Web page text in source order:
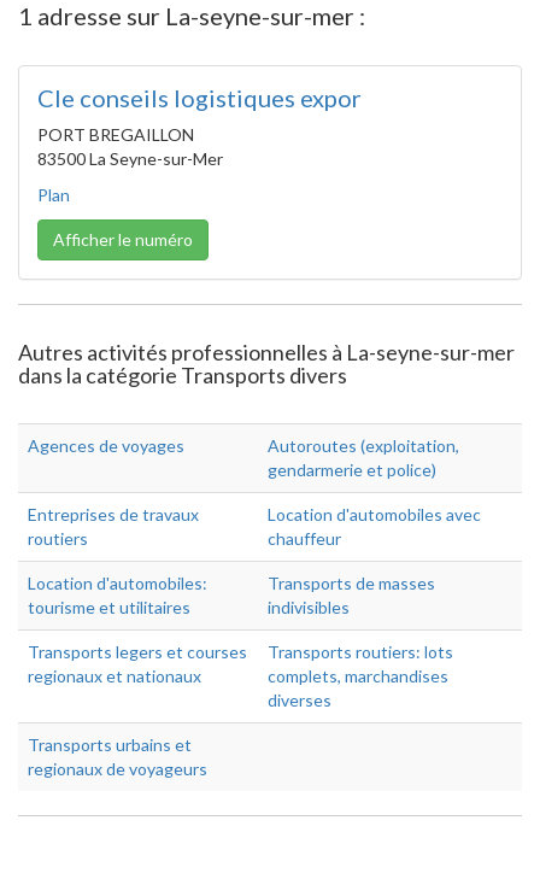
1 adresse sur La-seyne-sur-mer :
Cle conseils logistiques expor
PORT BREGAILLON
83500 La Seyne-sur-Mer
Plan
Afficher le numéro
Autres activités professionnelles à La-seyne-sur-mer
dans la catégorie Transports divers
Agences de voyages
Autoroutes (exploitation,
gendarmerie et police)
Entreprises de travaux
routiers
Location d'automobiles avec
chauffeur
Location d'automobiles:
tourisme et utilitaires
Transports de masses
indivisibles
Transports legers et courses
regionaux et nationaux
Transports routiers: lots
complets, marchandises
diverses
Transports urbains et
regionaux de voyageurs